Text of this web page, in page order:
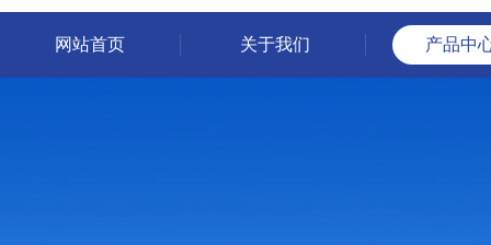
网站首页 关于我们 产品中